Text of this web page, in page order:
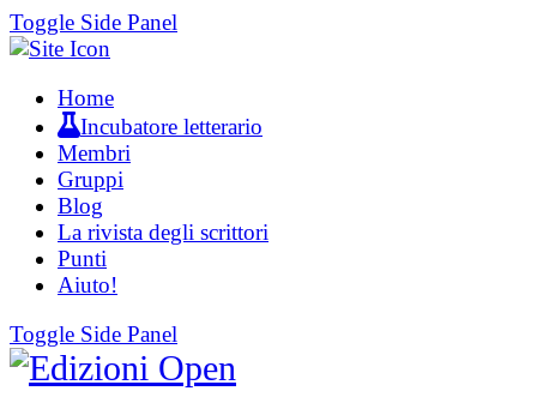
Toggle Side Panel
Home
Incubatore letterario
Membri
Gruppi
Blog
La rivista degli scrittori
Punti
Aiuto!
Toggle Side Panel